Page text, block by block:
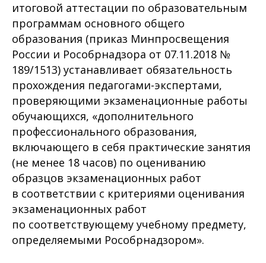
итоговой аттестации по образовательным
программам основного общего
образования (приказ Минпросвещения
России и Рособрнадзора от 07.11.2018 №
189/1513) устанавливает обязательность
прохождения педагогами-экспертами,
проверяющими экзаменационные работы
обучающихся, «дополнительного
профессионального образования,
включающего в себя практические занятия
(не менее 18 часов) по оцениванию
образцов экзаменационных работ
в соответствии с критериями оценивания
экзаменационных работ
по соответствующему учебному предмету,
определяемыми Рособрнадзором».